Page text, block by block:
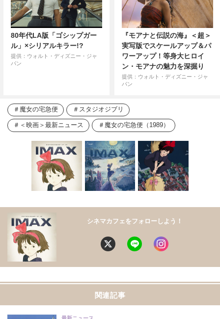
80年代LA版「ゴシップガー
ル」×シリアルキラー!?
提供：ウォルト・ディズニー・ジャ
パン
『モアナと伝説の海』＜超＞
実写版でスケールアップ＆パ
ワーアップ！等身大ヒロイ
ン・モアナの魅力を深掘り
提供：ウォルト・ディズニー・ジャ
パン
魔女の宅急便 スタジオジブリ
＜映画＞最新ニュース 魔女の宅急便（1989）
シネマカフェをフォローしよう！
関連記事